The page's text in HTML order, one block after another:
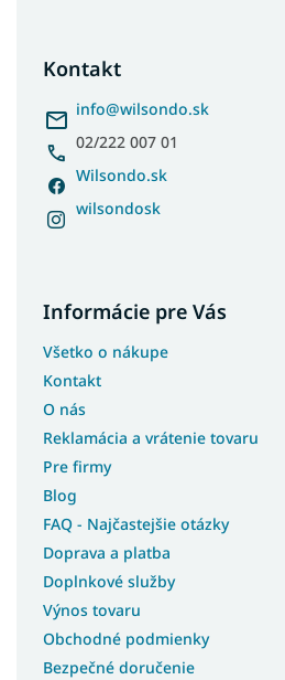
Kontakt
info@wilsondo.sk
02/222 007 01
Wilsondo.sk
wilsondosk
Informácie pre Vás
Všetko o nákupe
Kontakt
O nás
Reklamácia a vrátenie tovaru
Pre firmy
Blog
FAQ - Najčastejšie otázky
Doprava a platba
Doplnkové služby
Výnos tovaru
Obchodné podmienky
Bezpečné doručenie